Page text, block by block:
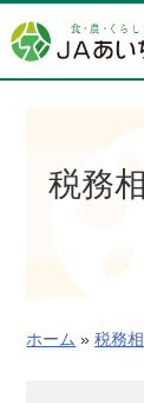
容
を
税務
ホーム » 税務